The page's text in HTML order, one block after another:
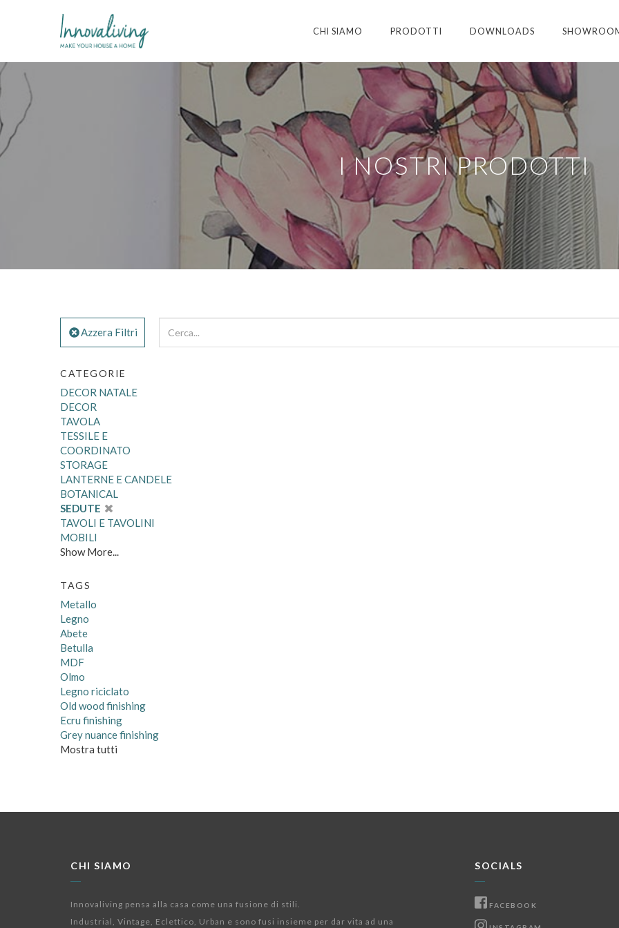
CHI SIAMO PRODOTTI DOWNLOADS
I NOSTRI PRODOTTI
Azzera Filtri
CATEGORIE
DECOR NATALE
DECOR
TAVOLA
TESSILE E
COORDINATO
STORAGE
LANTERNE E CANDELE
BOTANICAL
SEDUTE
TAVOLI E TAVOLINI
MOBILI
Show More...
TAGS
Metallo
Legno
Abete
Betulla
MDF
Olmo
Legno riciclato
Old wood finishing
Ecru finishing
Grey nuance finishing
Mostra tutti
CHI SIAMO
Innovaliving pensa alla casa come una fusione di stili.
Industrial, Vintage, Eclettico, Urban e sono fusi insieme per dar vita ad una
SOCIALS
FACEBOOK